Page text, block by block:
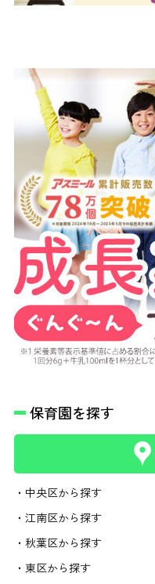
保育園を探す
・中央区から探す
・江南区から探す
・秋葉区から探す
・東区から探す